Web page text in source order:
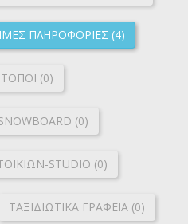
ΠΛΗΡΟΦΟΡΙΕΣ (4)
(0)
(0)
STUDIO (0)
ΤΑΞΙΔΙΩΤΙΚΑ ΓΡΑΦΕΙΑ (0)